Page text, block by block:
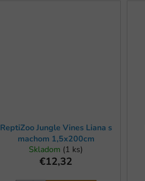
ReptiZoo Jungle Vines Liana s
machom 1,5x200cm
Skladom (1 ks)
€12,32